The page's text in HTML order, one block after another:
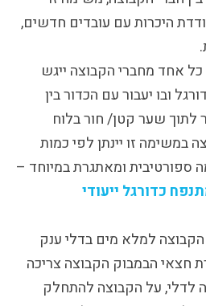
היכרות עם עובדים חדשים,
כל אחד מחברי הקבוצה ייגש
ובו יעבור עם הכדור בין
לתוך שער קטן/ חור בלוח
במשימה זו יינתן לפי כמות
ומאתגרת במיוחד –
כדורגל ייעודי
למלא מים בדלי ענק
חצאי הבמבוק הקבוצה צריכה
לדלי, על הקבוצה להתחלק